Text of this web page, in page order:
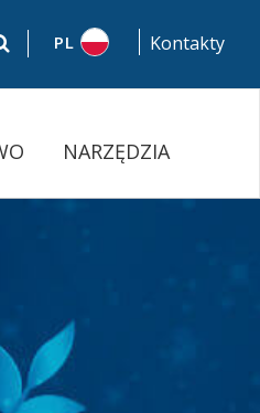
PL Kontakty
NARZĘDZIA